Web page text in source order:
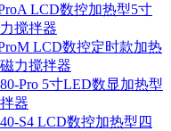
LCD数控加热型5寸
搅拌器
LCD数控定时款加热
力搅拌器
Pro 5寸LED数显加热型
器
S4 LCD数控加热型四